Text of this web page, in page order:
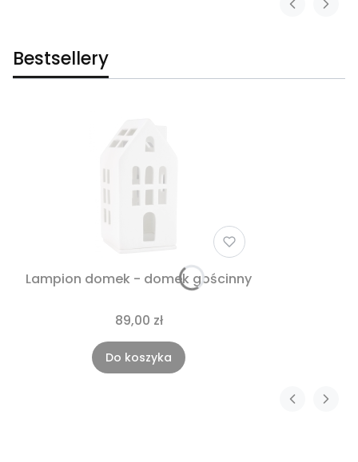
Bestsellery
Lampion domek - domek gościnny
89,00 zł
Do koszyka